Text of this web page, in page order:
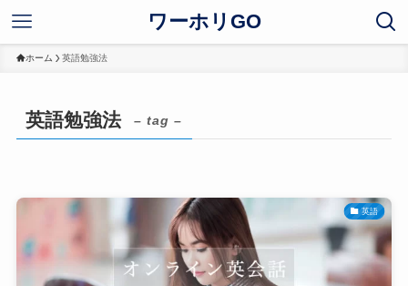
ワーホリGO
ホーム 英語勉強法
英語勉強法 – tag –
英語